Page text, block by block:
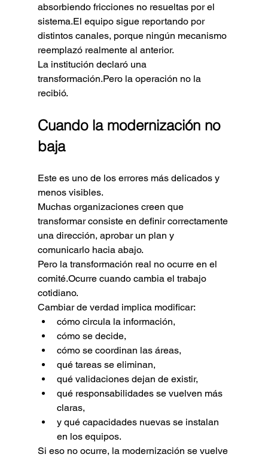
absorbiendo fricciones no resueltas por el
sistema.El equipo sigue reportando por
distintos canales, porque ningún mecanismo
reemplazó realmente al anterior.
La institución declaró una
transformación.Pero la operación no la
recibió.
Cuando la modernización no
baja
Este es uno de los errores más delicados y
menos visibles.
Muchas organizaciones creen que
transformar consiste en definir correctamente
una dirección, aprobar un plan y
comunicarlo hacia abajo.
Pero la transformación real no ocurre en el
comité.Ocurre cuando cambia el trabajo
cotidiano.
Cambiar de verdad implica modificar:
cómo circula la información,
cómo se decide,
cómo se coordinan las áreas,
qué tareas se eliminan,
qué validaciones dejan de existir,
qué responsabilidades se vuelven más
claras,
y qué capacidades nuevas se instalan
en los equipos.
Si eso no ocurre, la modernización se vuelve